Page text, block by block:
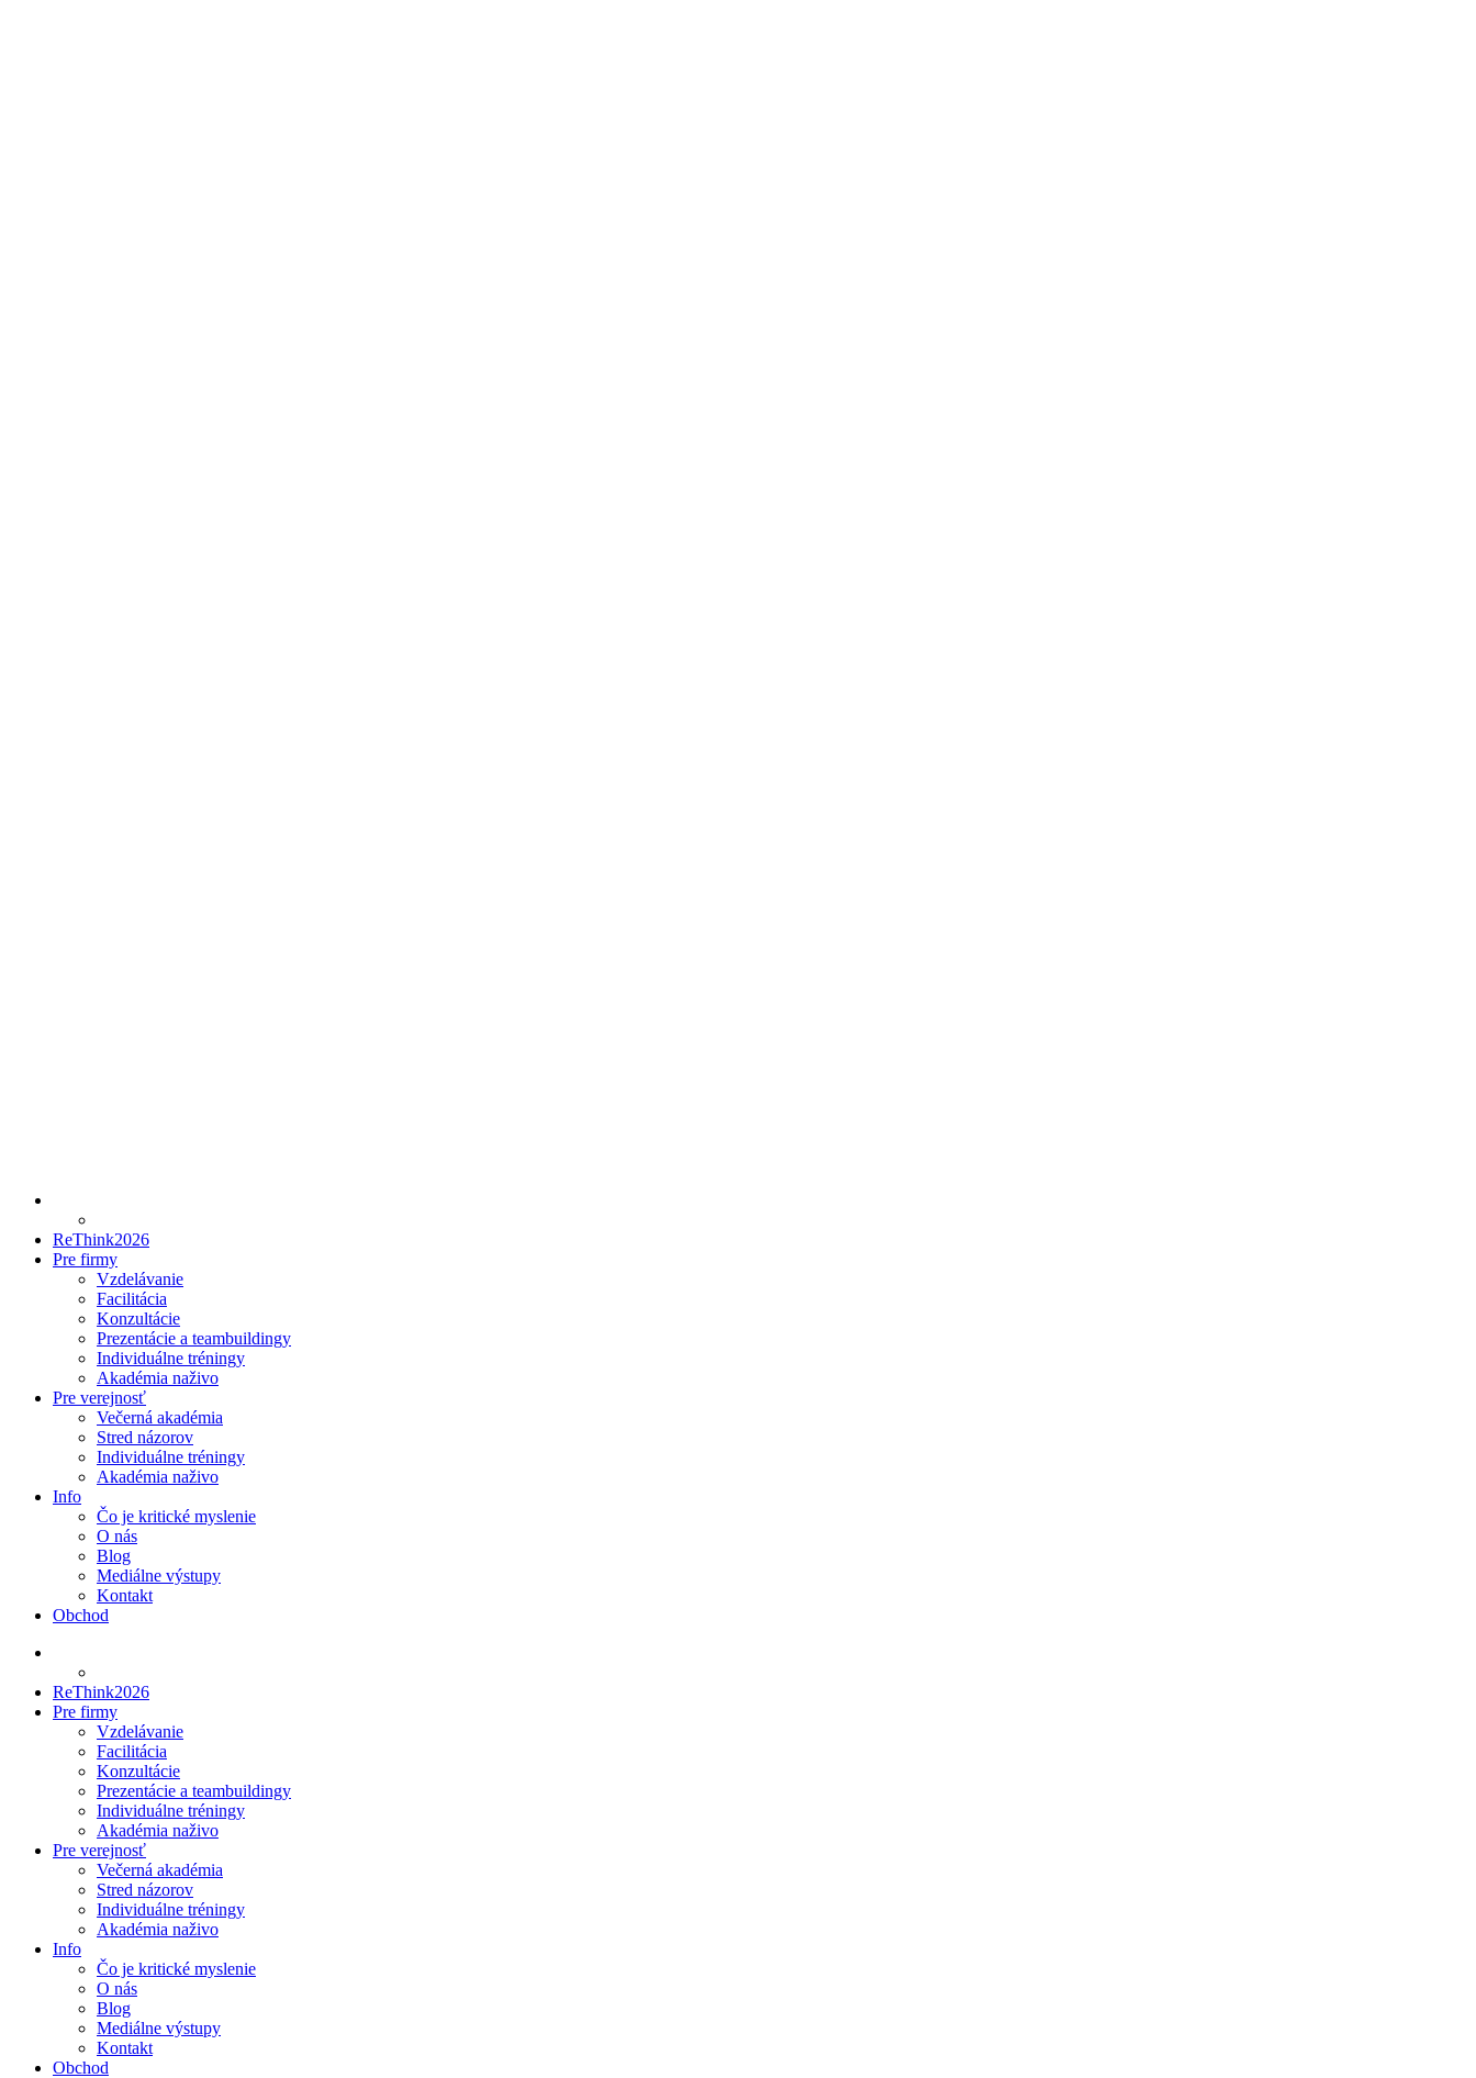
ReThink2026
Pre firmy
Vzdelávanie
Facilitácia
Konzultácie
Prezentácie a teambuildingy
Individuálne tréningy
Akadémia naživo
Pre verejnosť
Večerná akadémia
Stred názorov
Individuálne tréningy
Akadémia naživo
Info
Čo je kritické myslenie
O nás
Blog
Mediálne výstupy
Kontakt
Obchod
ReThink2026
Pre firmy
Vzdelávanie
Facilitácia
Konzultácie
Prezentácie a teambuildingy
Individuálne tréningy
Akadémia naživo
Pre verejnosť
Večerná akadémia
Stred názorov
Individuálne tréningy
Akadémia naživo
Info
Čo je kritické myslenie
O nás
Blog
Mediálne výstupy
Kontakt
Obchod